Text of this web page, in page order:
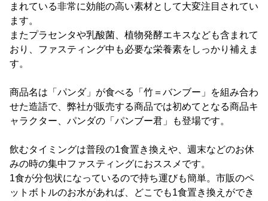
まれている非常に効能の高い素材として大変注目されてい
ます。
またプラセンタや乳酸菌、植物発酵エキスなども含まれて
おり、ファスティング中も必要な栄養素をしっかり補えま
す。
商品名は「パンダ」が食べる「竹＝バンブー」を組み合わ
せた造語で、弊社が販売する商品では初めてとなる商品キ
ャラクター、パンダの「パンブー君」も登場です。
飲むタイミングは普段の1食置き換えや、週末などのお休
みの時の集中ファスティングにおススメです。
1食が分包状になっているので持ち運びも簡単。市販のペ
ットボトルのお水があれば、どこでも1食置き換えができ